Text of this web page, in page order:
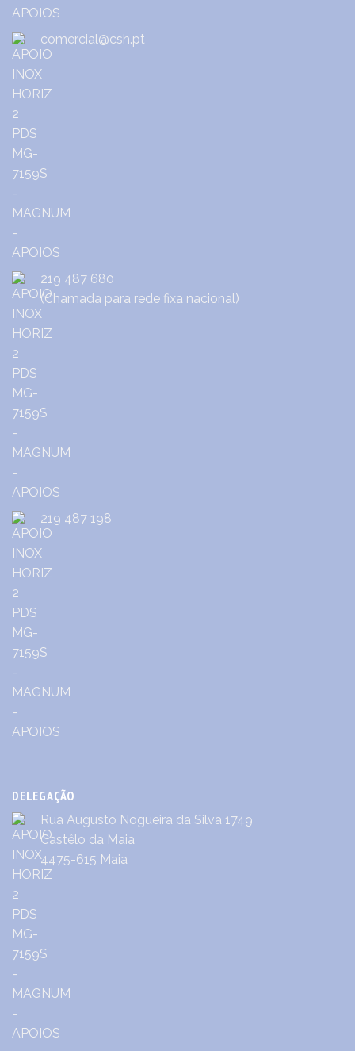
comercial@csh.pt
219 487 680
(Chamada para rede fixa nacional)
219 487 198
DELEGAÇÃO
Rua Augusto Nogueira da Silva 1749
Castêlo da Maia
4475-615 Maia